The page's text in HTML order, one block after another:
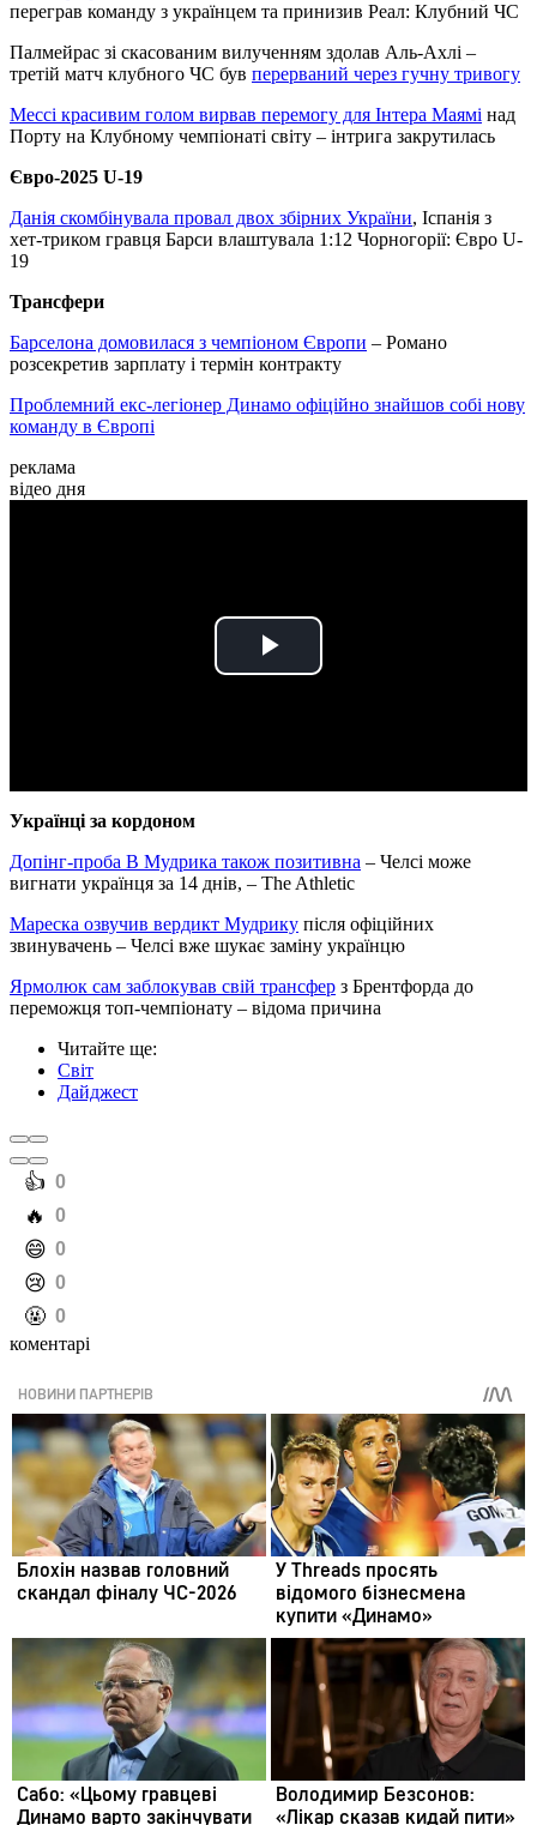
переграв команду з українцем та принизив Реал: Клубний ЧС
Палмейрас зі скасованим вилученням здолав Аль-Ахлі –
третій матч клубного ЧС був перерваний через гучну тривогу
Мессі красивим голом вирвав перемогу для Інтера Маямі над
Порту на Клубному чемпіонаті світу – інтрига закрутилась
Євро-2025 U-19
Данія скомбінувала провал двох збірних України, Іспанія з
хет-триком гравця Барси влаштувала 1:12 Чорногорії: Євро U-
19
Трансфери
Барселона домовилася з чемпіоном Європи – Романо
розсекретив зарплату і термін контракту
Проблемний екс-легіонер Динамо офіційно знайшов собі нову
команду в Європі
реклама
відео дня
Play
Українці за кордоном
Допінг-проба B Мудрика також позитивна – Челсі може
вигнати українця за 14 днів, – The Athletic
Мареска озвучив вердикт Мудрику після офіційних
звинувачень – Челсі вже шукає заміну українцю
Ярмолюк сам заблокував свій трансфер з Брентфорда до
переможця топ-чемпіонату – відома причина
Читайте ще:
Світ
Дайджест
️👍 0
️🔥 0
️😄 0
️😢 0
️🤬 0
коментарі